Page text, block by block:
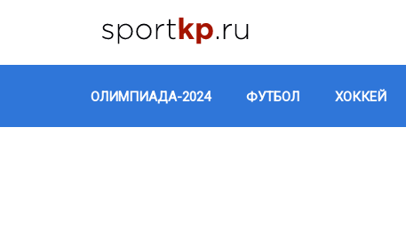
ОЛИМПИАДА-2024 ФУТБОЛ ХОККЕЙ